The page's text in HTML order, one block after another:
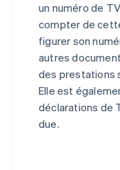
un numéro de
compter de
figurer son
autres
des prestations
Elle est
déclarations de
due.